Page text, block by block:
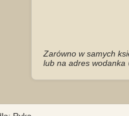
Zarówno w samych
lub na adres wodanka